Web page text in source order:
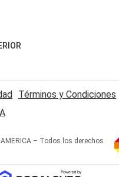
Términos y Condiciones
– Todos los derechos